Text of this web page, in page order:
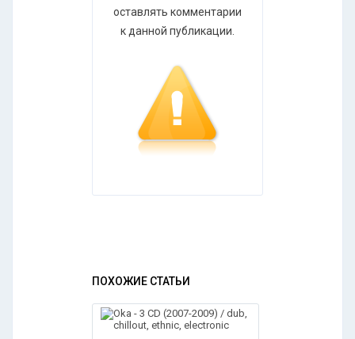
оставлять комментарии
к данной публикации.
ПОХОЖИЕ СТАТЬИ